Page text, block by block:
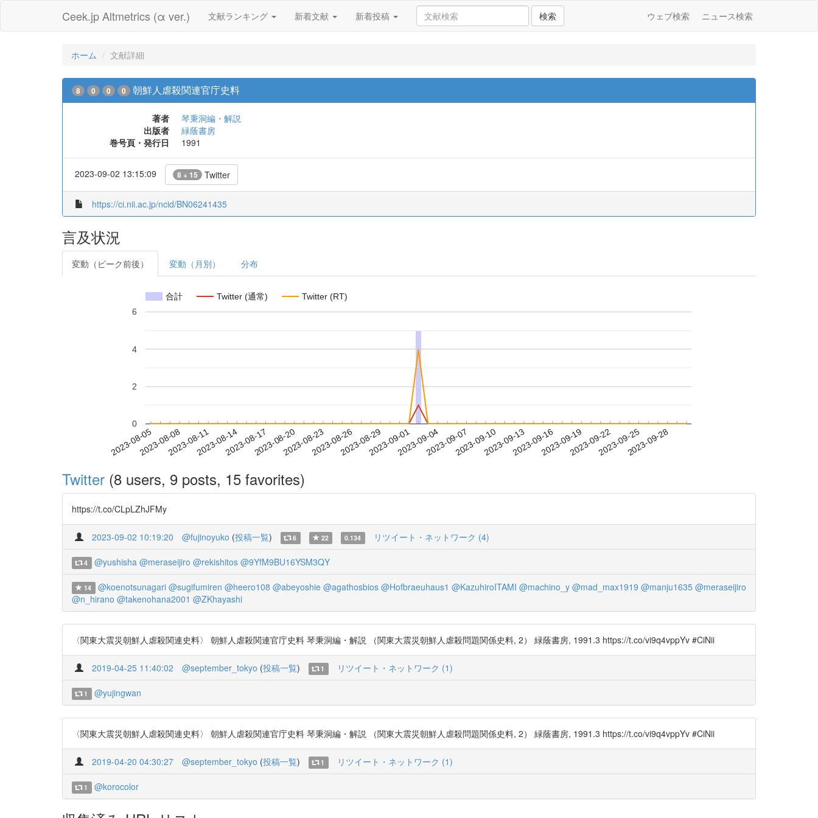
Ceek.jp Altmetrics (α ver.) 文献ランキング 新着文献 新着投稿 検索 ウェブ検索 ニュース検索
ホーム 文献詳細
8 0 0 0 朝鮮人虐殺関連官庁史料
著者
琴秉洞編・解説
出版者
緑蔭書房
巻号頁・発行日
1991
2023-09-02 13:15:09 8 + 15 Twitter
https://ci.nii.ac.jp/ncid/BN06241435
言及状況
変動（ピーク前後） 変動（月別） 分布
合計 Twitter (通常) Twitter (RT)
2023-08-052023-08-082023-08-112023-08-142023-08-172023-08-202023-08-232023-08-262023-08-292023-09-012023-09-042023-09-072023-09-102023-09-132023-09-162023-09-192023-09-222023-09-252023-09-28
0
2
4
6
Twitter (8 users, 9 posts, 15 favorites)
https://t.co/CLpLZhJFMy
2023-09-02 10:19:20 @fujinoyuko (投稿一覧) 6 22 0.134 リツイート・ネットワーク (4)
4 @yushisha @meraseijiro @rekishitos @9YfM9BU16YSM3QY
14 @koenotsunagari @sugifumiren @heero108 @abeyoshie @agathosbios @Hofbraeuhaus1 @KazuhiroITAMI @machino_y @mad_max1919 @manju1635 @meraseijiro
@n_hirano @takenohana2001 @ZKhayashi
〈関東大震災朝鮮人虐殺関連史料〉 朝鮮人虐殺関連官庁史料 琴秉洞編・解説 （関東大震災朝鮮人虐殺問題関係史料, 2） 緑蔭書房, 1991.3 https://t.co/vi9q4vppYv #CiNii
2019-04-25 11:40:02 @september_tokyo (投稿一覧) 1 リツイート・ネットワーク (1)
1 @yujingwan
〈関東大震災朝鮮人虐殺関連史料〉 朝鮮人虐殺関連官庁史料 琴秉洞編・解説 （関東大震災朝鮮人虐殺問題関係史料, 2） 緑蔭書房, 1991.3 https://t.co/vi9q4vppYv #CiNii
2019-04-20 04:30:27 @september_tokyo (投稿一覧) 1 リツイート・ネットワーク (1)
1 @korocolor